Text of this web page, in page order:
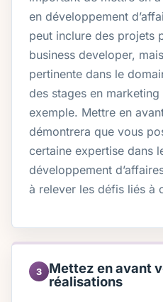
en développement
peut inclure des projets
business developer,
pertinente dans le
des stages en
exemple. Mettre en
démontrera que vous
certaine expertise dans
développement
à relever les défis liés à
3
Mettez en avant
réalisations